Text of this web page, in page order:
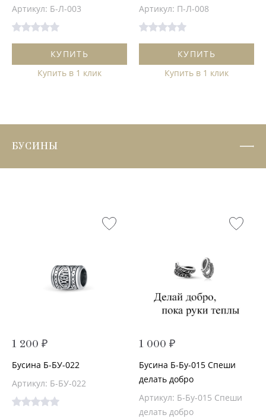
Артикул: Б-Л-003
КУПИТЬ
Купить в 1 клик
Артикул: П-Л-008
КУПИТЬ
Купить в 1 клик
БУСИНЫ
1 200 ₽
Бусина Б-БУ-022
Артикул: Б-БУ-022
1 000 ₽
Бусина Б-Бу-015 Спеши
делать добро
Артикул: Б-Бу-015 Спеши
делать добро